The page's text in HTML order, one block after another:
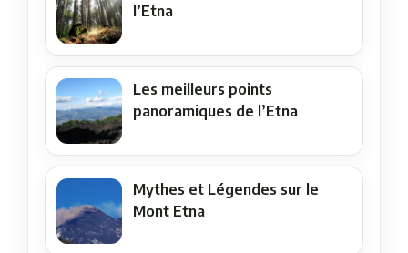
l’Etna
Les meilleurs points
panoramiques de l’Etna
Mythes et Légendes sur le
Mont Etna